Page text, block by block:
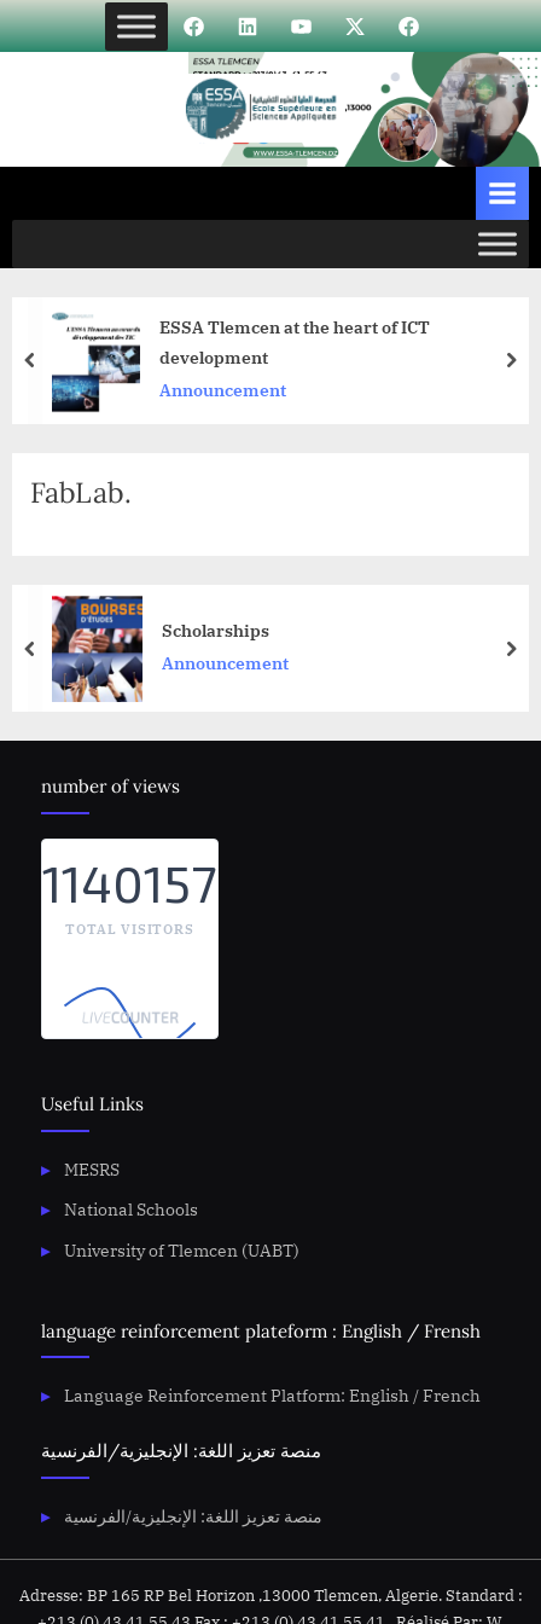
Skip
to
Élément
de
menu
Élément
de
menu
Élément
de
Élément
de
menu
Incubateur
ESSA Tlemcen at the heart of ICT
development
Announcement
prev
FabLab.
Scholarships
Announcement
prev
number of views
1140157
TOTAL VISITORS
Useful Links
MESRS
National Schools
University of Tlemcen (UABT)
language reinforcement plateform : English / Frensh
Language Reinforcement Platform: English / French
منصة تعزيز اللغة: الإنجليزية/الفرنسية
منصة تعزيز اللغة: الإنجليزية/الفرنسية
Adresse: BP 165 RP Bel Horizon ,13000 Tlemcen, Algerie. Standard :